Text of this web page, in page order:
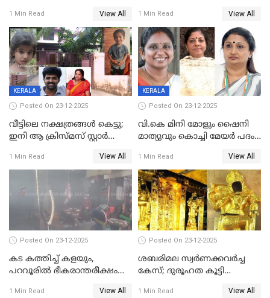
നടപടി;സ്ഥാപനങ്ങൾക്കെതിരെ
രണ്ട് കേസുകൾ
1 Min Read View All
മരണത്തിന് കീഴടങ്ങി
1 Min Read View All
KERALA
Posted On 23-12-2025
വീട്ടിലെ നക്ഷത്രങ്ങൾ കെട്ടു;
ഇനി ആ ക്രിസ്മസ് സ്റ്റാർ
വേണ്ടിയുള്ള
പിടിവലിക്കിടയിൽ
അപ്പൂപ്പനെതിരെ പോക്സോ
കേസ് ഒടുവിൽ 4 ജീവനുകൾ
പൊലിഞ്ഞു
1 Min Read View All
KERALA
Posted On 23-12-2025
വി.കെ മിനി മോളും ഷൈനി
മാത്യുവും കൊച്ചി മേയർ പദം
മേയറാകില്ല
1 Min Read View All
Posted On 23-12-2025
കട കത്തിച്ച് കളയും,
പറവൂരില്‍ ഭീകരാന്തരീക്ഷം
1 Min Read View All
Posted On 23-12-2025
ശബരിമല സ്വര്‍ണക്കവര്‍ച്ച
കേസ്; ദുരൂഹത കൂട്ടി
1 Min Read View All